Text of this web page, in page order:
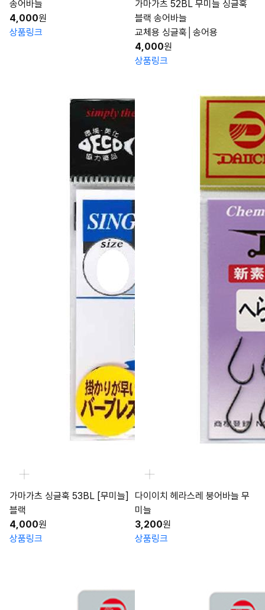
송어바늘
4,000원
상품링크
가마가츠 52BL 무미늘 싱글훅
블랙 송어바늘
교체용 싱글훅│송어용
4,000원
상품링크
가마가츠 싱글훅 53BL [무미늘]
블랙
4,000원
상품링크
다이이치 헤라스레 붕어바늘 무
미늘
3,200원
상품링크